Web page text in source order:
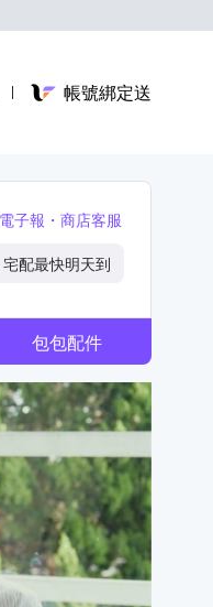
帳號綁定送
子報
商店客服
配最快明天到
包包配件